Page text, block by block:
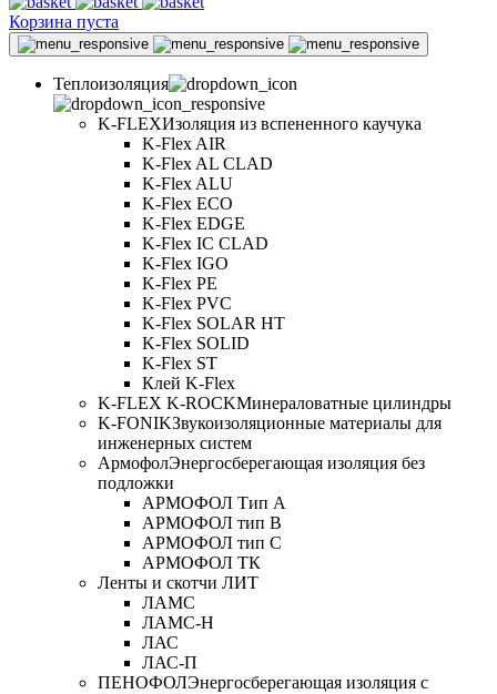
Корзина пуста
Теплоизоляция
K-FLEXИзоляция из вспененного каучука
K-Flex AIR
K-Flex AL CLAD
K-Flex ALU
K-Flex ECO
K-Flex EDGE
K-Flex IC CLAD
K-Flex IGO
K-Flex PE
K-Flex PVC
K-Flex SOLAR HT
K-Flex SOLID
K-Flex ST
Клей K-Flex
K-FLEX K-ROCKМинераловатные цилиндры
K-FONIKЗвукоизоляционные материалы для
инженерных систем
АрмофолЭнергосберегающая изоляция без
подложки
АРМОФОЛ Тип А
АРМОФОЛ тип В
АРМОФОЛ тип C
АРМОФОЛ ТК
Ленты и скотчи ЛИТ
ЛАМС
ЛАМС-Н
ЛАС
ЛАС-П
ПЕНОФОЛЭнергосберегающая изоляция с